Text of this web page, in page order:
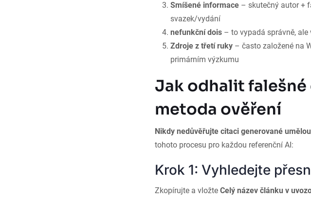
Smíšené informace – skutečný autor +
svazek/vydání
nefunkční dois – to vypadá správně,
Zdroje z třetí ruky – často založené na
primárním výzkumu
Jak odhalit
metoda ověření
Nikdy nedůvěřujte citaci generované
tohoto procesu pro každou referenční AI:
Krok 1: Vyhledejte
Zkopírujte a vložte Celý název článku v